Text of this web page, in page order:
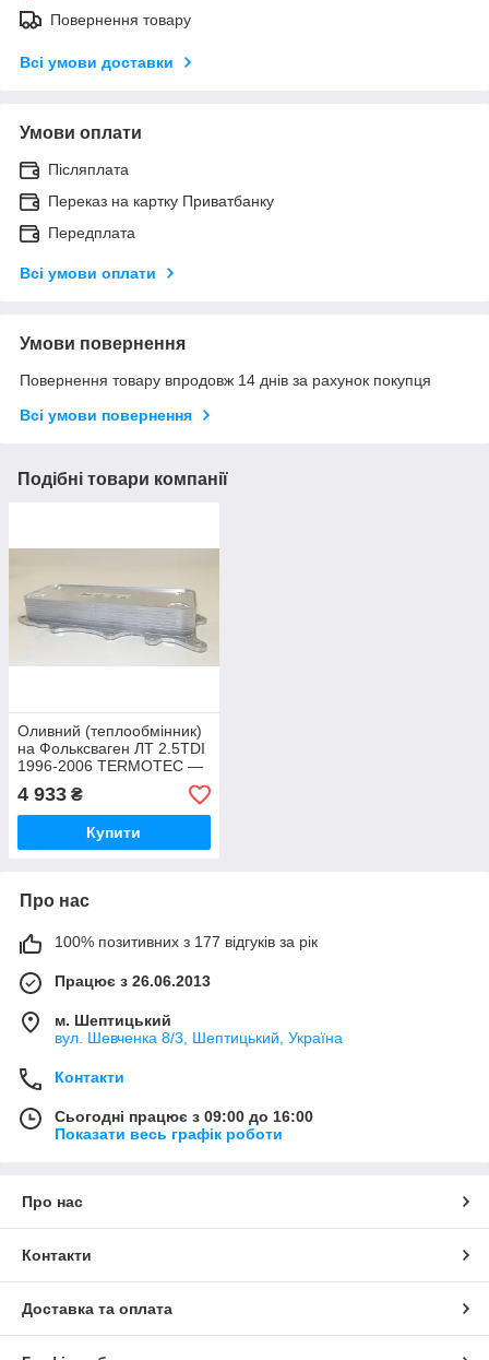
Повернення товару
Всі умови доставки
Умови оплати
Післяплата
Переказ на картку Приватбанку
Передплата
Всі умови оплати
Умови повернення
Повернення товару впродовж 14 днів за рахунок покупця
Всі умови повернення
Подібні товари компанії
Оливний (теплообмінник)
на Фольксваген ЛТ 2.5TDI
1996-2006 TERMOTEC —
D4A001TT
4 933 ₴
Купити
Про нас
100% позитивних з 177 відгуків за рік
Працює з 26.06.2013
м. Шептицький
вул. Шевченка 8/3, Шептицький, Україна
Контакти
Сьогодні працює з 09:00 до 16:00
Показати весь графік роботи
Про нас
Контакти
Доставка та оплата